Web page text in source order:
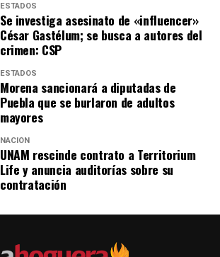
ESTADOS
Se investiga asesinato de «influencer»
César Gastélum; se busca a autores del
crimen: CSP
ESTADOS
Morena sancionará a diputadas de
Puebla que se burlaron de adultos
mayores
NACIÓN
UNAM rescinde contrato a Territorium
Life y anuncia auditorías sobre su
contratación